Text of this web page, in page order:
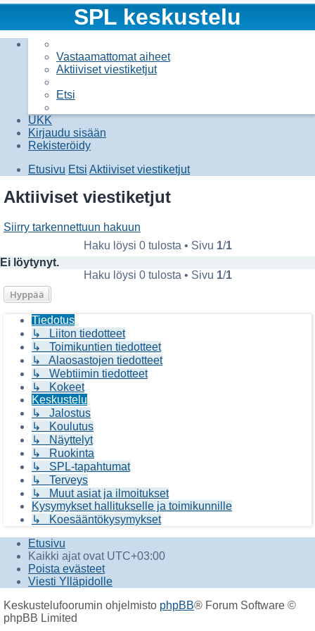
SPL keskustelu
Vastaamattomat aiheet
Aktiiviset viestiketjut
Etsi
UKK
Kirjaudu sisään
Rekisteröidy
Etusivu Etsi Aktiiviset viestiketjut
Aktiiviset viestiketjut
Siirry tarkennettuun hakuun
Haku löysi 0 tulosta • Sivu 1/1
Ei löytynyt.
Haku löysi 0 tulosta • Sivu 1/1
Hyppää
Tiedotus
↳ Liiton tiedotteet
↳ Toimikuntien tiedotteet
↳ Alaosastojen tiedotteet
↳ Webtiimin tiedotteet
↳ Kokeet
Keskustelu
↳ Jalostus
↳ Koulutus
↳ Näyttelyt
↳ Ruokinta
↳ SPL-tapahtumat
↳ Terveys
↳ Muut asiat ja ilmoitukset
Kysymykset hallitukselle ja toimikunnille
↳ Koesääntökysymykset
Etusivu
Kaikki ajat ovat UTC+03:00
Poista evästeet
Viesti Ylläpidolle
Keskustelufoorumin ohjelmisto phpBB® Forum Software ©
phpBB Limited